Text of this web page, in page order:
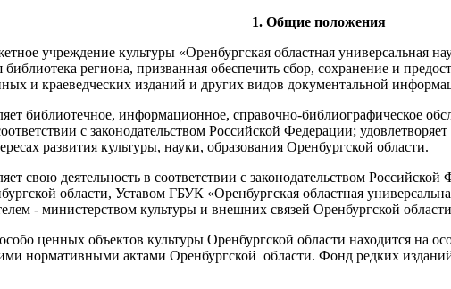
1. Общие положения
учреждение культуры «Оренбургская областная универсальная
библиотека региона, призванная обеспечить сбор, сохранение и
и краеведческих изданий и других видов документальной
библиотечное, информационное, справочно-библиографическое
с законодательством Российской Федерации;
развития культуры, науки, образования Оренбургской области.
свою деятельность в соответствии с законодательством
области, Уставом ГБУК «Оренбургская областная
- министерством культуры и внешних связей Оренбургской
ценных объектов культуры Оренбургской области находится на
нормативными актами Оренбургской области. Фонд редких